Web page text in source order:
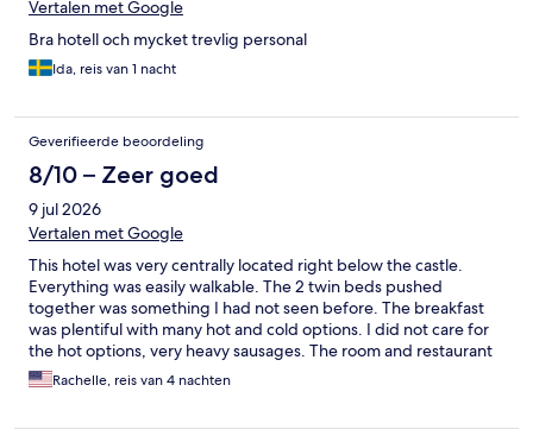
Vertalen met Google
Bra hotell och mycket trevlig personal
Ida, reis van 1 nacht
Geverifieerde beoordeling
8/10 – Zeer goed
9 jul 2026
Vertalen met Google
This hotel was very centrally located right below the castle.
Everything was easily walkable. The 2 twin beds pushed
together was something I had not seen before. The breakfast
was plentiful with many hot and cold options. I did not care for
the hot options, very heavy sausages. The room and restaurant
were very clean.
Rachelle, reis van 4 nachten